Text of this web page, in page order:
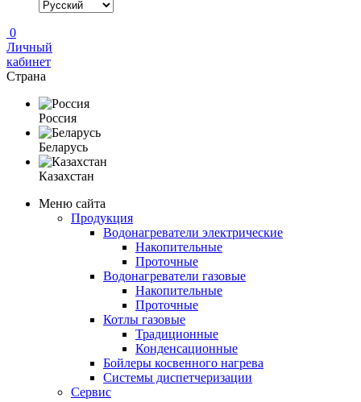
0
Личный
кабинет
Страна
Россия
Беларусь
Казахстан
Меню сайта
Продукция
Водонагреватели электрические
Накопительные
Проточные
Водонагреватели газовые
Накопительные
Проточные
Котлы газовые
Традиционные
Конденсационные
Бойлеры косвенного нагрева
Системы диспетчеризации
Сервис